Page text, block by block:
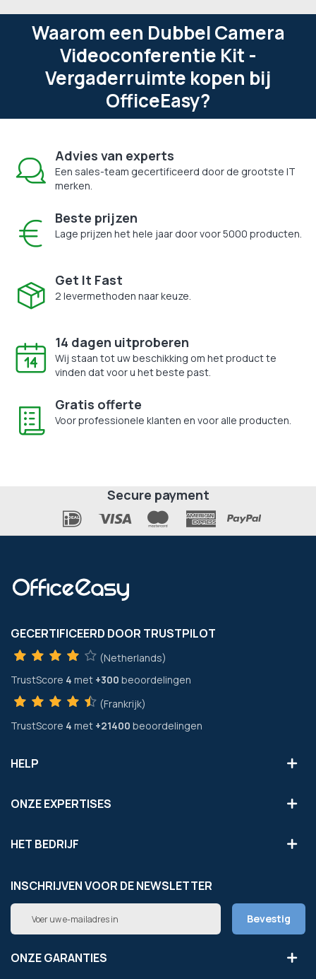
Waarom een Dubbel Camera
Videoconferentie Kit -
Vergaderruimte kopen bij
OfficeEasy?
Advies van experts
Een sales-team gecertificeerd door de grootste IT
merken.
Beste prijzen
Lage prijzen het hele jaar door voor 5000 producten.
Get It Fast
2 levermethoden naar keuze.
14 dagen uitproberen
Wij staan tot uw beschikking om het product te
vinden dat voor u het beste past.
Gratis offerte
Voor professionele klanten en voor alle producten.
Secure payment
GECERTIFICEERD DOOR TRUSTPILOT
(Netherlands)
TrustScore 4 met +300 beoordelingen
(Frankrijk)
TrustScore 4 met +21400 beoordelingen
HELP
ONZE EXPERTISES
HET BEDRIJF
INSCHRIJVEN VOOR DE NEWSLETTER
Abonneer
op
onze
nieuwsbrief
Bevestig
ONZE GARANTIES